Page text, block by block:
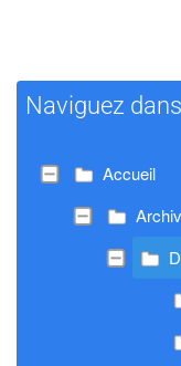
Naviguez
Accueil